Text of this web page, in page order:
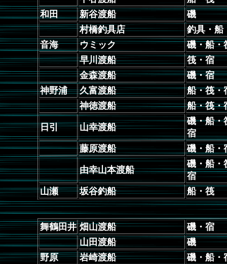
和田
新谷渡船
磯
村橋釣具店
釣具・船
音海
ウミック
磯・船・
早川渡船
筏・宿
金森渡船
磯・宿
神野浦
久富渡船
船・筏・
神徳渡船
船・筏・
日引 山幸渡船
磯・船・
宿
藤原渡船
磯・船・
由幸山本渡船
磯・船・
宿
山瀬
坂谷釣船 船・筏
舞鶴田井 畑山渡船
磯・宿
山田渡船
磯
野原
岩崎渡船 磯・船・